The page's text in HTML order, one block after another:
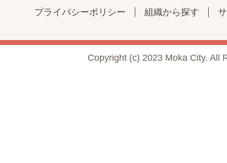
プライバシーポリシー 組織から探す
Copyright (c) 2023 Moka City. All